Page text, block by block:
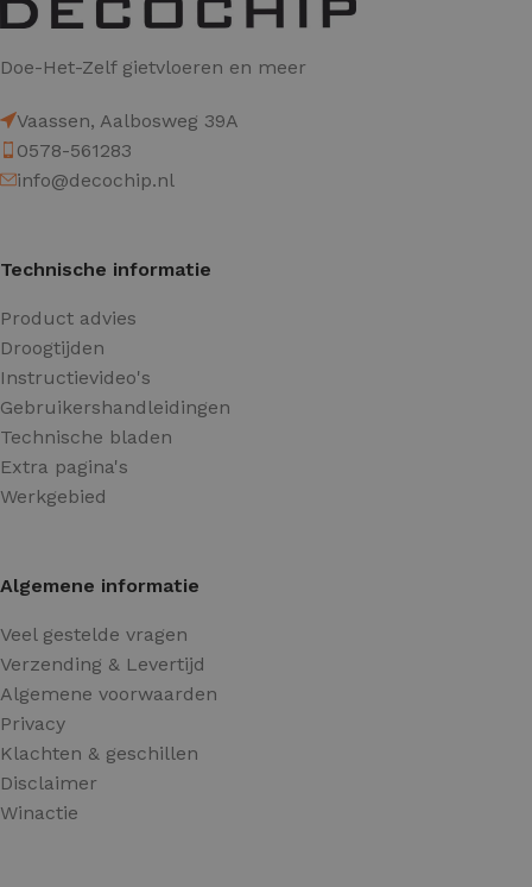
Doe-Het-Zelf gietvloeren en meer
Vaassen, Aalbosweg 39A
0578-561283
info@decochip.nl
Technische informatie
Product advies
Droogtijden
Instructievideo's
Gebruikershandleidingen
Technische bladen
Extra pagina's
Werkgebied
Algemene informatie
Veel gestelde vragen
Verzending & Levertijd
Algemene voorwaarden
Privacy
Klachten & geschillen
Disclaimer
Winactie